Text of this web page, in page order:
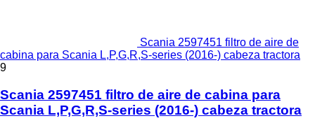
Scania 2597451 filtro de aire de
cabina para Scania L,P,G,R,S-series (2016-) cabeza tractora
9
Scania 2597451 filtro de aire de cabina para
Scania L,P,G,R,S-series (2016-) cabeza tractora